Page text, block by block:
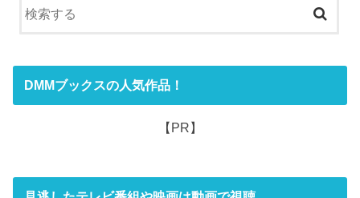
DMMブックスの人気作品！
【PR】